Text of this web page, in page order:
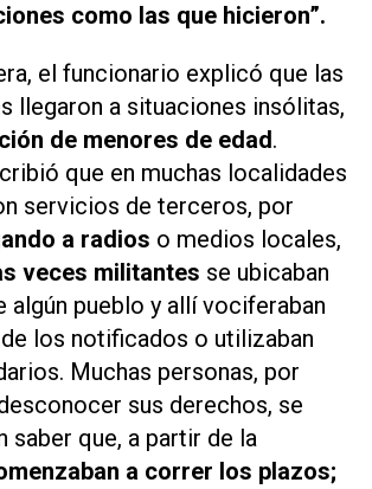
como las que hicieron”.
el funcionario explicó que las
llegaron a situaciones insólitas,
de menores de edad.
que en muchas localidades
servicios de terceros, por
a radios o medios locales,
veces militantes se ubicaban
algún pueblo y allí vociferaban
los notificados o utilizaban
Muchas personas, por
sus derechos, se
saber que, a partir de la
a correr los plazos;